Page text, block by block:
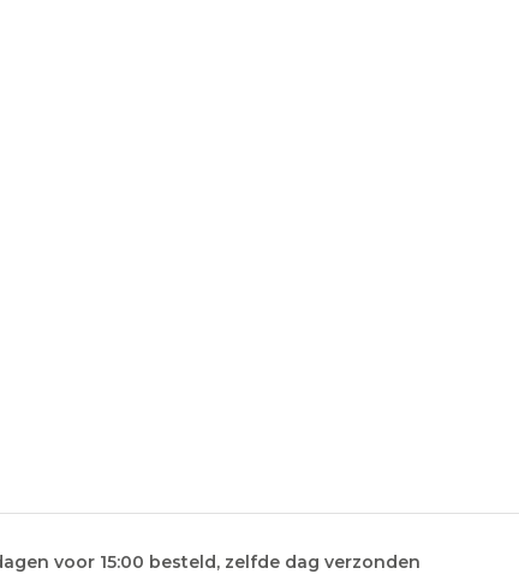
voor 15:00 besteld, zelfde dag verzonden